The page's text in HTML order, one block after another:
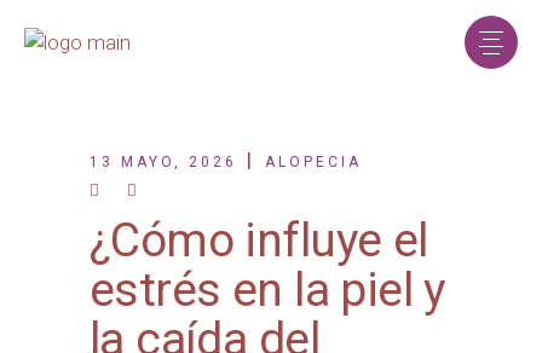
13 MAYO, 2026 ALOPECIA
¿Cómo influye el
estrés en la piel y
la caída del